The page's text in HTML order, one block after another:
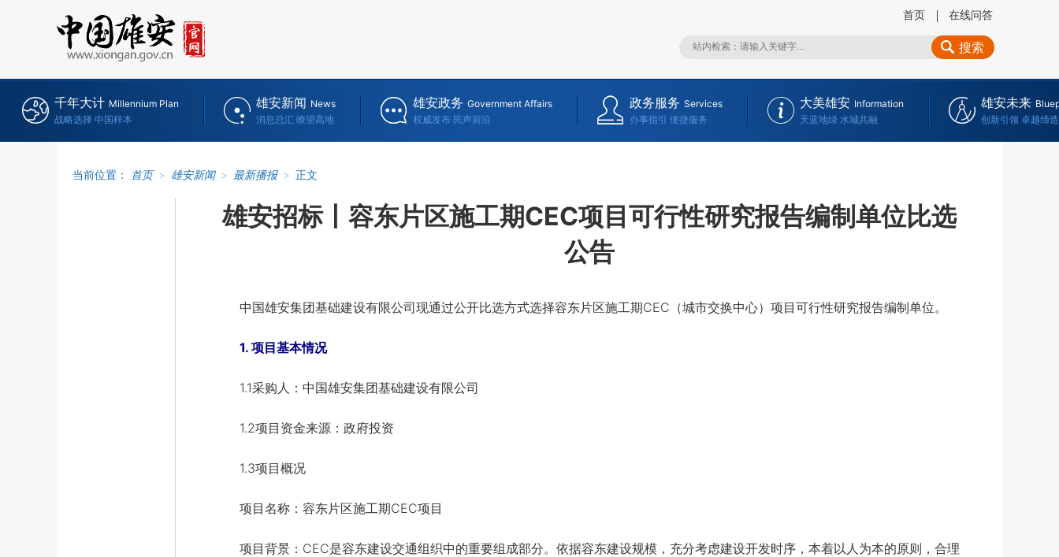
首页 在线问答
搜索
千年大计 Millennium Plan
战略选择 中国样本
雄安新闻 News
消息总汇 瞭望高地
雄安政务 Government Affairs
权威发布 民声前沿
政务服务 Services
办事指引 便捷服务
大美雄安 Information
天蓝地绿 水城共融
雄安未来
创新引领 卓越缔造
当前位置： 首页 > 雄安新闻 > 最新播报 > 正文
雄安招标丨容东片区施工期CEC项目可行性研究报告编制单位比选
公告
中国雄安集团基础建设有限公司现通过公开比选方式选择容东片区施工期CEC（城市交换中心）项目可行性研究报告编制单位。
1. 项目基本情况
1.1采购人：中国雄安集团基础建设有限公司
1.2项目资金来源：政府投资
1.3项目概况
项目名称：容东片区施工期CEC项目
项目背景：CEC是容东建设交通组织中的重要组成部分。依据容东建设规模，充分考虑建设开发时序，本着以人为本的原则，合理